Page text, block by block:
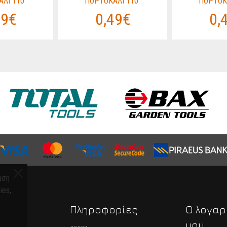
0,49€
Πληροφορίες
Ο